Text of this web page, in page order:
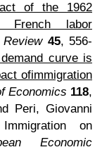
of the 1962
French labor
45, 556-
curve is
ofimmigration
Economics 118,
Peri, Giovanni
on
Economic